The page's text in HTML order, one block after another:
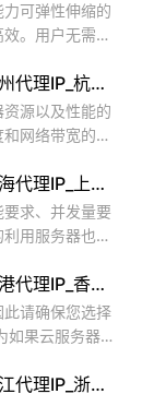
可弹性伸缩的
。用户无需提
发运维的难度
新。...
○ 杭州云服务器租用_杭州服务器托管_杭州代理IP_杭州拨号VPS
源以及性能的
网络带宽的稳
的硬件设备和
带宽被恶意占
○ 上海云服务器租用_上海服务器托管_上海代理IP_上海拨号VPS
求、并发量要
用服务器也节
器一般不会出
管哪家稳定，
络布线架构即
○ 香港云服务器租用_香港服务器托管_香港代理IP_香港拨号VPS
请确保您选择
果云服务器出
沟通方式，现
○ 浙江云服务器租用_浙江服务器托管_浙江代理IP_浙江拨号VPS